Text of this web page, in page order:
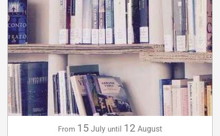
From 15 July until 12 August